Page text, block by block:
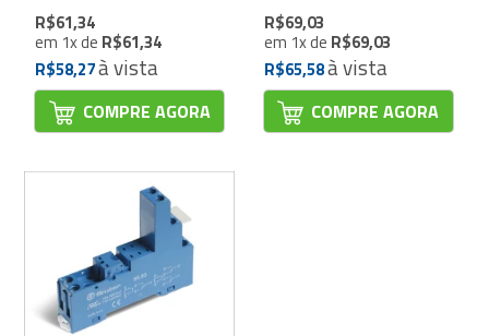
R$61,34
em 1xde R$61,34
R$58,27à vista
COMPRE AGORA
R$69,03
em 1xde R$69,03
R$65,58à vista
COMPRE AGORA